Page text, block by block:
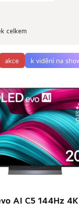
celkem
akce k vidění na
AI C5 144Hz